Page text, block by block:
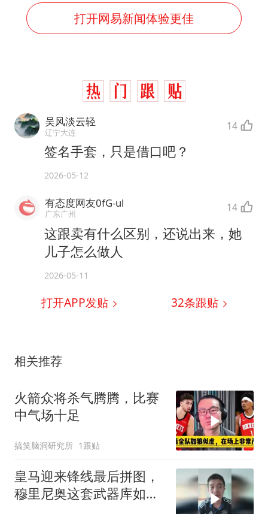
打开网易新闻体验更佳
吴风淡云轻
辽宁大连 14
签名手套，只是借口吧？
2026-05-12
有态度网友0fG-ul
广东广州 14
这跟卖有什么区别，还说出来，她
儿子怎么做人
2026-05-11
打开APP发贴 32条跟贴
相关推荐
火箭众将杀气腾腾，比赛
中气场十足
搞笑脑洞研究所 1跟贴
皇马迎来锋线最后拼图，
穆里尼奥这套武器库如何